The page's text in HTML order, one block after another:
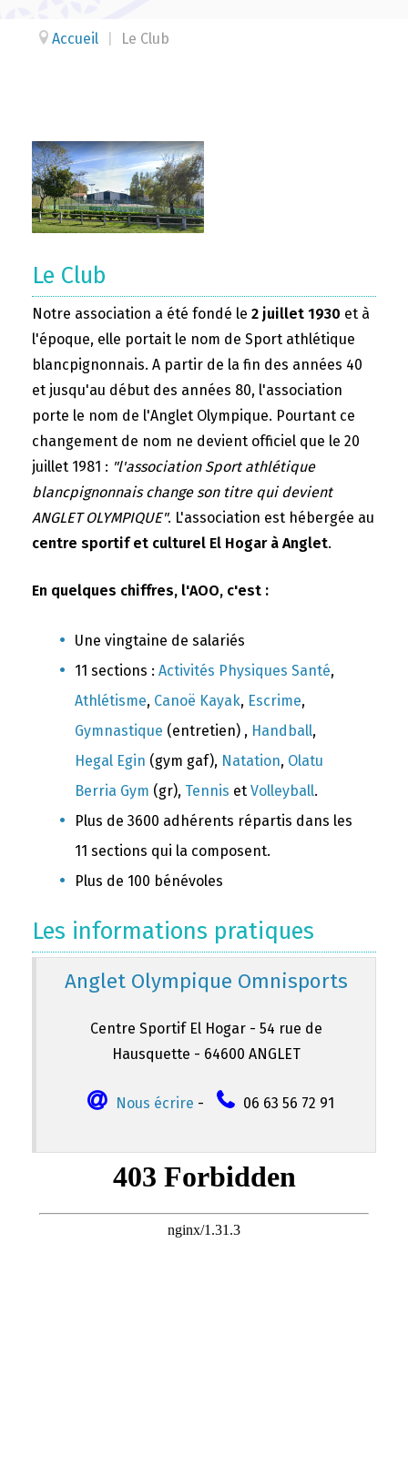
Accueil Le Club
Le Club
Notre association a été fondé le 2 juillet 1930 et à
l'époque, elle portait le nom de Sport athlétique
blancpignonnais. A partir de la fin des années 40
et jusqu'au début des années 80, l'association
porte le nom de l'Anglet Olympique. Pourtant ce
changement de nom ne devient officiel que le 20
juillet 1981 : "l'association Sport athlétique
blancpignonnais change son titre qui devient
ANGLET OLYMPIQUE". L'association est hébergée au
centre sportif et culturel El Hogar à Anglet.
En quelques chiffres, l'AOO, c'est :
Une vingtaine de salariés
11 sections : Activités Physiques Santé,
Athlétisme, Canoë Kayak, Escrime,
Gymnastique (entretien) , Handball,
Hegal Egin (gym gaf), Natation, Olatu
Berria Gym (gr), Tennis et Volleyball.
Plus de 3600 adhérents répartis dans les
11 sections qui la composent.
Plus de 100 bénévoles
Les informations pratiques
Anglet Olympique Omnisports
Centre Sportif El Hogar - 54 rue de
Hausquette - 64600 ANGLET
Nous écrire - 06 63 56 72 91